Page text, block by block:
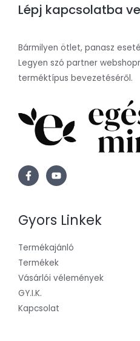
Lépj kapcsolatba
Bármilyen ötlet, panasz
Legyen szó partner
terméktípus bevezetéséről.
Gyors Linkek
Termékajánló
Termékek
Vásárlói vélemények
GY.I.K.
Kapcsolat